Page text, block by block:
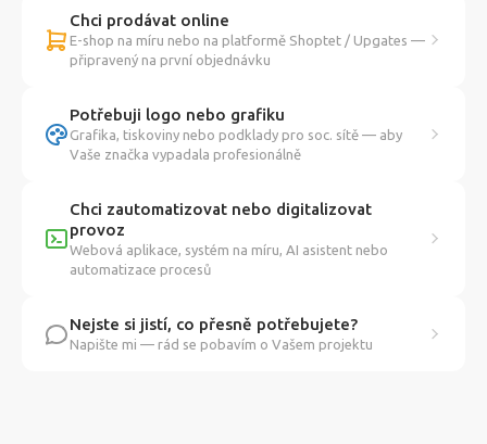
Chci prodávat online
E-shop na míru nebo na platformě Shoptet / Upgates —
připravený na první objednávku
Potřebuji logo nebo grafiku
Grafika, tiskoviny nebo podklady pro soc. sítě — aby
Vaše značka vypadala profesionálně
Chci zautomatizovat nebo digitalizovat
provoz
Webová aplikace, systém na míru, AI asistent nebo
automatizace procesů
Nejste si jistí, co přesně potřebujete?
Napište mi — rád se pobavím o Vašem projektu